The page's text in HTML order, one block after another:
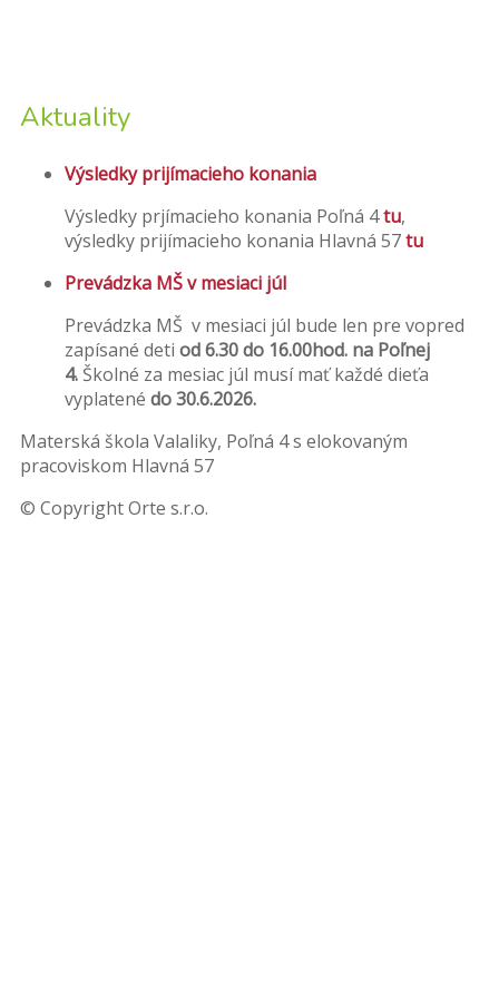
Aktuality
Výsledky prijímacieho konania
Výsledky prjímacieho konania Poľná 4tu,
výsledky prijímacieho konania Hlavná 57tu
Prevádzka MŠ v mesiaci júl
Prevádzka MŠ v mesiaci júl bude len pre vopred
zapísané deti od 6.30 do 16.00hod. na Poľnej
4. Školné za mesiac júl musí mať každé dieťa
vyplatené do 30.6.2026.
Materská škola Valaliky, Poľná 4 s elokovaným
pracoviskom Hlavná 57
© Copyright Orte s.r.o.